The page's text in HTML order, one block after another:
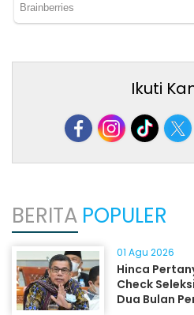
Ikuti
BERITA POPULER
01 Agu 2026
Hinca
Check
Dua Bulan